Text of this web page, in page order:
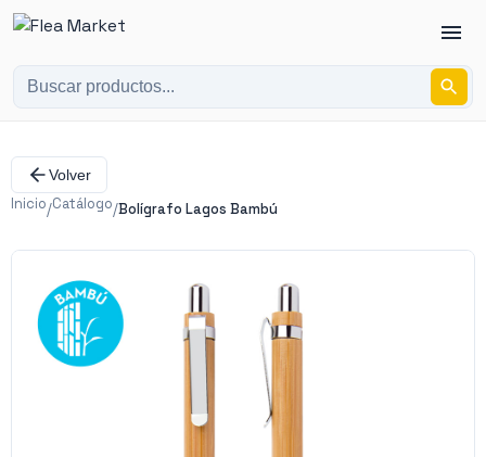
Volver
Inicio/Catálogo/Bolígrafo Lagos Bambú